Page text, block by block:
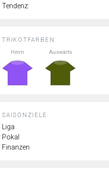
TRIKOTFARBEN:
Heim Auswärts
SAISONZIELE:
Liga
Pokal
Finanzen
Tendenz: